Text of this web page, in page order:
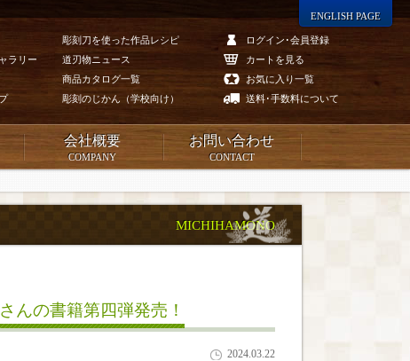
ラリー
彫刻刀を使った作品レシピ
道刃物ニュース
商品カタログ一覧
彫刻のじかん（学校向け）
ログイン･会員登録
カートを見る
お気に入り一覧
送料･手数料について
ENGLISH PAGE
会社概要
COMPANY
お問い合わせ
CONTACT
MICHIHAMONO
んの書籍第四弾発売！
2024.03.22